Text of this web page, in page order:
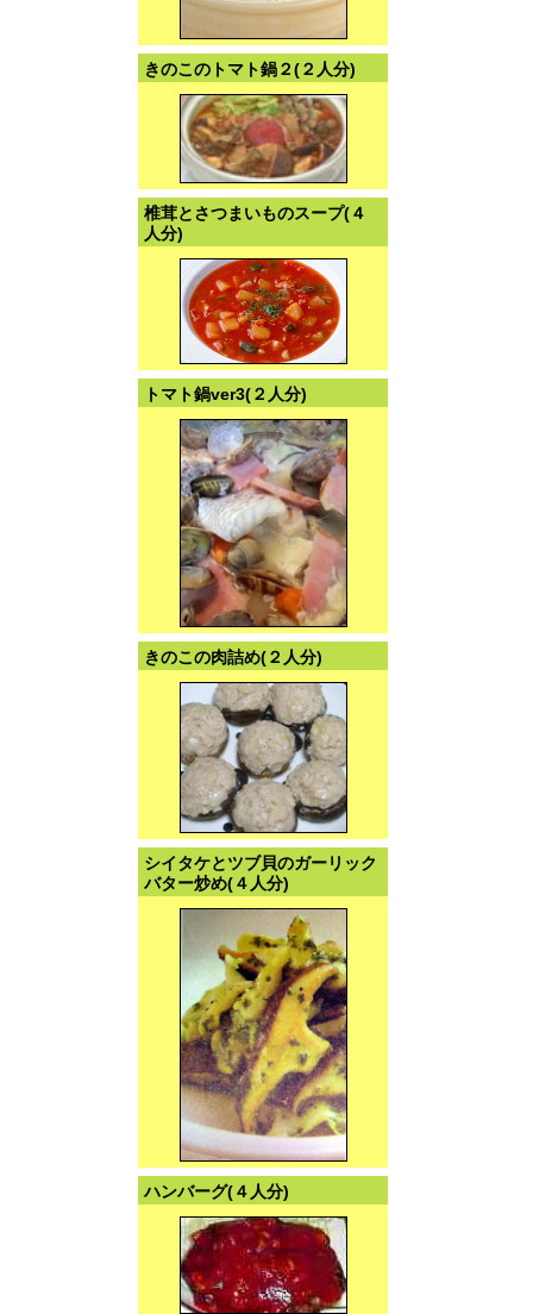
きのこのトマト鍋２(２人分)
椎茸とさつまいものスープ(４
人分)
トマト鍋ver3(２人分)
きのこの肉詰め(２人分)
シイタケとツブ貝のガーリック
バター炒め(４人分)
ハンバーグ(４人分)